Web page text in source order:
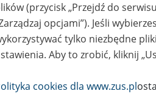
AC
AC 8826472
9083824
(przycisk „Przejdź do
opcjami”). Jeśli
tylko niezbędne
Aby to zrobić, kliknij
cookies dla www.zus.pl